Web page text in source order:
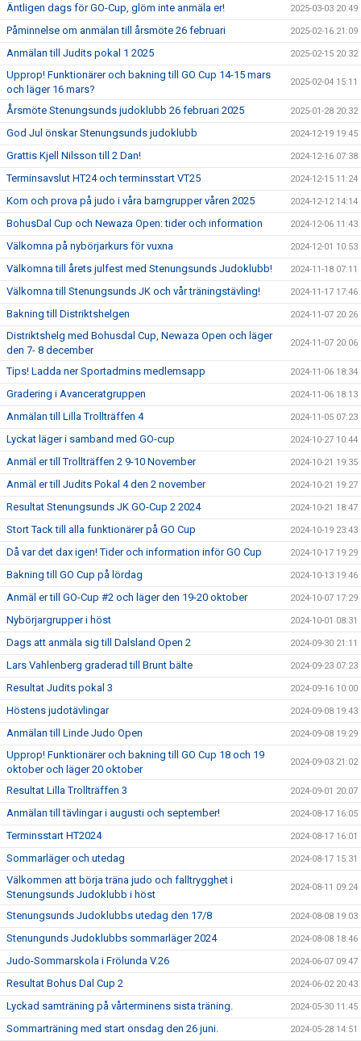
Äntligen dags för GO-Cup, glöm inte anmäla er! 2025-03-03 20:49
Påminnelse om anmälan till årsmöte 26 februari 2025-02-16 21:09
Anmälan till Judits pokal 1 2025 2025-02-15 20:32
Upprop! Funktionärer och bakning till GO Cup 14-15 mars
och läger 16 mars?
2025-02-04 15:11
Årsmöte Stenungsunds judoklubb 26 februari 2025 2025-01-28 20:32
God Jul önskar Stenungsunds judoklubb 2024-12-19 19:45
Grattis Kjell Nilsson till 2 Dan! 2024-12-16 07:38
Terminsavslut HT24 och terminsstart VT25 2024-12-15 11:24
Kom och prova på judo i våra barngrupper våren 2025 2024-12-12 14:14
BohusDal Cup och Newaza Open: tider och information 2024-12-06 11:43
Välkomna på nybörjarkurs för vuxna 2024-12-01 10:53
Välkomna till årets julfest med Stenungsunds Judoklubb! 2024-11-18 07:11
Välkomna till Stenungsunds JK och vår träningstävling! 2024-11-17 17:46
Bakning till Distriktshelgen 2024-11-07 20:26
Distriktshelg med Bohusdal Cup, Newaza Open och läger
den 7- 8 december
2024-11-07 20:06
Tips! Ladda ner Sportadmins medlemsapp 2024-11-06 18:34
Gradering i Avanceratgruppen 2024-11-06 18:13
Anmälan till Lilla Trollträffen 4 2024-11-05 07:23
Lyckat läger i samband med GO-cup 2024-10-27 10:44
Anmäl er till Trollträffen 2 9-10 November 2024-10-21 19:35
Anmäl er till Judits Pokal 4 den 2 november 2024-10-21 19:27
Resultat Stenungsunds JK GO-Cup 2 2024 2024-10-21 18:47
Stort Tack till alla funktionärer på GO Cup 2024-10-19 23:43
Då var det dax igen! Tider och information inför GO Cup 2024-10-17 19:29
Bakning till GO Cup på lördag 2024-10-13 19:46
Anmäl er till GO-Cup #2 och läger den 19-20 oktober 2024-10-07 17:29
Nybörjargrupper i höst 2024-10-01 08:31
Dags att anmäla sig till Dalsland Open 2 2024-09-30 21:11
Lars Vahlenberg graderad till Brunt bälte 2024-09-23 07:23
Resultat Judits pokal 3 2024-09-16 10:00
Höstens judotävlingar 2024-09-08 19:43
Anmälan till Linde Judo Open 2024-09-08 19:29
Upprop! Funktionärer och bakning till GO Cup 18 och 19
oktober och läger 20 oktober
2024-09-03 21:02
Resultat Lilla Trollträffen 3 2024-09-01 20:07
Anmälan till tävlingar i augusti och september! 2024-08-17 16:05
Terminsstart HT2024 2024-08-17 16:01
Sommarläger och utedag 2024-08-17 15:31
Välkommen att börja träna judo och falltrygghet i
Stenungsunds Judoklubb i höst
2024-08-11 09:24
Stenungsunds Judoklubbs utedag den 17/8 2024-08-08 19:03
Stenungunds Judoklubbs sommarläger 2024 2024-08-08 18:46
Judo-Sommarskola i Frölunda V.26 2024-06-07 09:47
Resultat Bohus Dal Cup 2 2024-06-02 20:43
Lyckad samträning på vårterminens sista träning. 2024-05-30 11:45
Sommarträning med start onsdag den 26 juni. 2024-05-28 14:51